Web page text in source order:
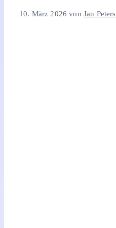
10. März 2026 von Jan Peters